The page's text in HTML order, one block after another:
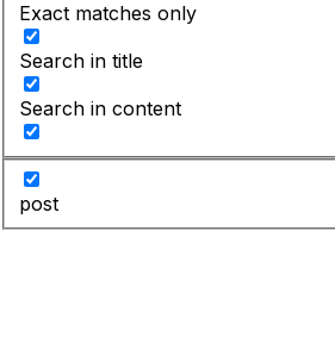
Exact matches only
Search in title
Search in content
post